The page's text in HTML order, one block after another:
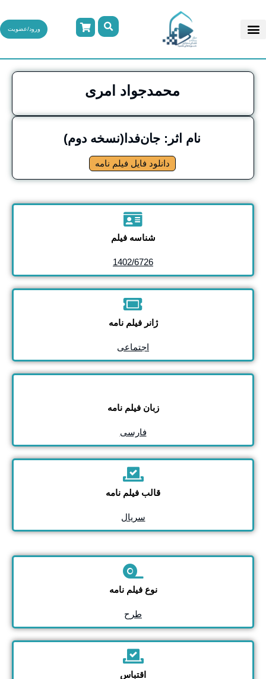
ورود/عضویت
محمدجواد امری
نام اثر: جان‌فدا(نسخه دوم)
دانلود فایل فیلم نامه
شناسه فیلم
1402/6726
ژانر فیلم نامه
اجتماعی
زبان فیلم نامه
فارسی
قالب فیلم نامه
سریال
نوع فیلم نامه
طرح
اقتباس